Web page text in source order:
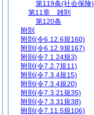
第119条(社会保険)
第11章
雑則
第120条
附則
附則 (令6.12.6規160)
附則 (令6.12.9規167)
附則 (令7.1.24規3)
附則 (令7.2.7規11)
附則 (令7.3.4規15)
附則 (令7.3.4規20)
附則 (令7.3.21規35)
附則 (令7.3.31規38)
附則 (令7.11.5規106)